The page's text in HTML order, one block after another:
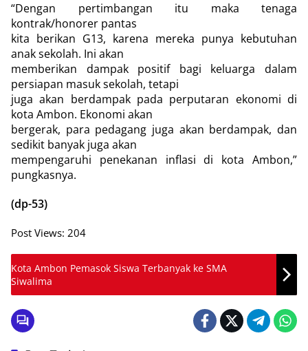
“Dengan pertimbangan itu maka tenaga
kontrak/honorer pantas
kita berikan G13, karena mereka punya kebutuhan
anak sekolah. Ini akan
memberikan dampak positif bagi keluarga dalam
persiapan masuk sekolah, tetapi
juga akan berdampak pada perputaran ekonomi di
kota Ambon. Ekonomi akan
bergerak, para pedagang juga akan berdampak, dan
sedikit banyak juga akan
mempengaruhi penekanan inflasi di kota Ambon,”
pungkasnya.
(dp-53)
Post Views: 204
Kota Ambon Pemasok Siswa Terbanyak ke SMA
Siwalima